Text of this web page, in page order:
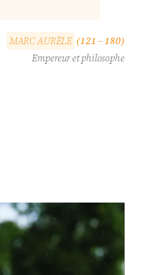
MARCAURÈLE (121 – 180)
Empereur et philosophe